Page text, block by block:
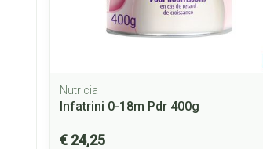
Nutricia
Infatrini 0-18m Pdr 400g
€ 24,25